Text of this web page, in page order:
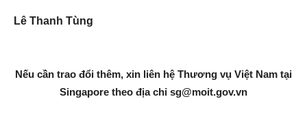
Lê Thanh Tùng
Nếu cần trao đổi thêm, xin liên hệ Thương vụ Việt Nam tại
Singapore theo địa chỉ sg@moit.gov.vn